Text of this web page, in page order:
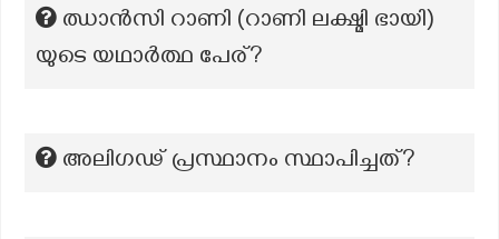
ഝാൻസി റാണി (റാണി ലക്ഷ്മി ഭായി)
യുടെ യഥാർത്ഥ പേര്?
അലിഗഢ് പ്രസ്ഥാനം സ്ഥാപിച്ചത്?